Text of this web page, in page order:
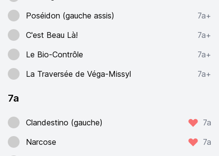
Poséidon (gauche assis)
7a+
C'est Beau Là!
7a+
Le Bio-Contrôle
7a+
La Traversée de Véga-Missyl
7a+
7a
Clandestino (gauche)
7a
Narcose
7a